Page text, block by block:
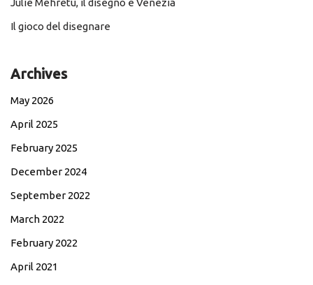
Julie Mehretu, il disegno e Venezia
Il gioco del disegnare
Archives
May 2026
April 2025
February 2025
December 2024
September 2022
March 2022
February 2022
April 2021